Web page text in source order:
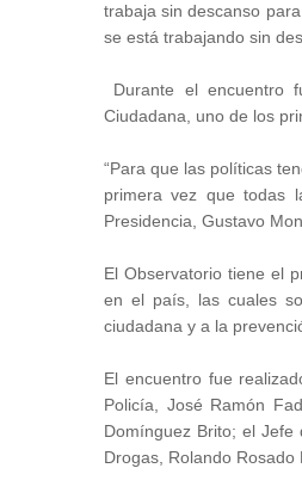
trabaja sin descanso
se está trabajando sin
Durante el encuentro
Ciudadana, uno de los
“Para que las políticas
primera vez que todas
Presidencia, Gustavo
El Observatorio tiene el
en el país, las cuales
ciudadana y a la
El encuentro fue
Policía, José Ramón
Domínguez Brito; el
Drogas, Rolando Rosado